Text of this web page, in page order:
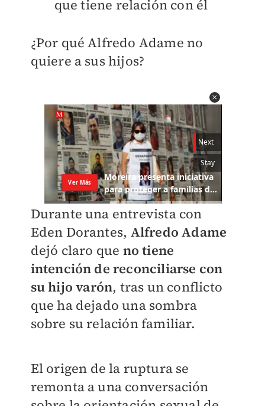
que tiene relación con él
¿Por qué Alfredo Adame no
quiere a sus hijos?
Durante una entrevista con
Eden Dorantes, Alfredo Adame
dejó claro que no tiene
intención de reconciliarse con
su hijo varón, tras un conflicto
que ha dejado una sombra
sobre su relación familiar.
El origen de la ruptura se
remonta a una conversación